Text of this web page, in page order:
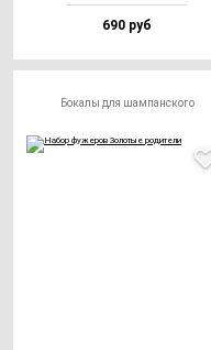
690 руб
Бокалы для шампанского